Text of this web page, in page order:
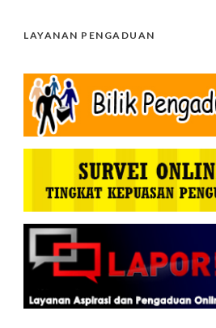
LAYANAN PENGADUAN